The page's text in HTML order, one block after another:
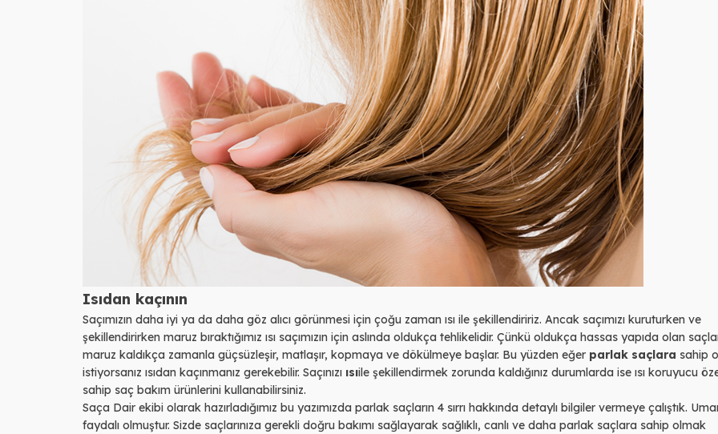
Isıdan kaçının
Saçımızın daha iyi ya da daha göz alıcı görünmesi için çoğu zaman ısı ile şekillendiririz. Ancak saçımızı kuruturken ve
şekillendirirken maruz bıraktığımız ısı saçımızın için aslında oldukça tehlikelidir. Çünkü oldukça hassas yapıda olan
maruz kaldıkça zamanla güçsüzleşir, matlaşır, kopmaya ve dökülmeye başlar. Bu yüzden eğer parlak saçlara sahip
istiyorsanız ısıdan kaçınmanız gerekebilir. Saçınızı ısıile şekillendirmek zorunda kaldığınız durumlarda ise ısı koruyucu
sahip saç bakım ürünlerini kullanabilirsiniz.
Saça Dair ekibi olarak hazırladığımız bu yazımızda parlak saçların 4 sırrı hakkında detaylı bilgiler vermeye çalıştık.
faydalı olmuştur. Sizde saçlarınıza gerekli doğru bakımı sağlayarak sağlıklı, canlı ve daha parlak saçlara sahip olmak